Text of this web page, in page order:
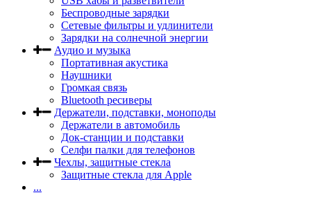
Беспроводные зарядки
Сетевые фильтры и удлинители
Зарядки на солнечной энергии
Аудио и музыка
Портативная акустика
Наушники
Громкая связь
Bluetooth ресиверы
Держатели, подставки, моноподы
Держатели в автомобиль
Док-станции и подставки
Селфи палки для телефонов
Чехлы, защитные стекла
Защитные стекла для Apple
...